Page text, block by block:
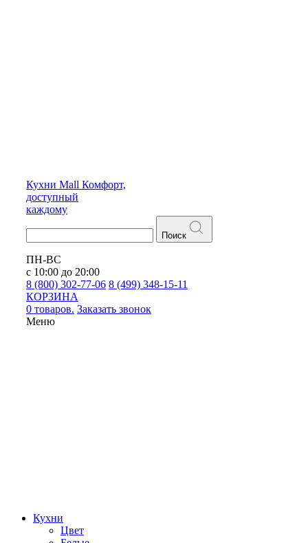
Кухни Mall Комфорт,
доступный
каждому
Поиск
ПН-ВС
с 10:00 до 20:00
8 (800) 302-77-06 8 (499) 348-15-11
КОРЗИНА
0 товаров. Заказать звонок
Меню
Кухни
Цвет